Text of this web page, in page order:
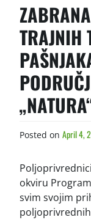
TRAJNIH
Posted on April 4,
okviru
svim svojim